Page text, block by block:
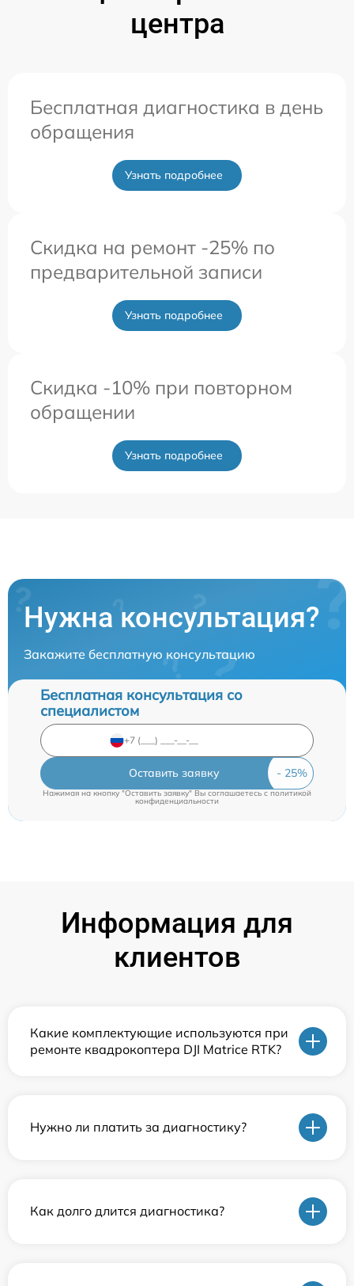
центра
Бесплатная диагностика в день
обращения
Узнать подробнее
Скидка на ремонт -25% по
предварительной записи
Узнать подробнее
Скидка -10% при повторном
обращении
Узнать подробнее
Нужна консультация?
Закажите бесплатную консультацию
Бесплатная консультация со
специалистом
Оставить заявку
Нажимая на кнопку "Оставить заявку" Вы соглашаетесь cполитикой
конфиденциальности
Информация для
клиентов
Какие комплектующие используются при
ремонте квадрокоптера DJI Matrice RTK?
Нужно ли платить за диагностику?
Как долго длится диагностика?